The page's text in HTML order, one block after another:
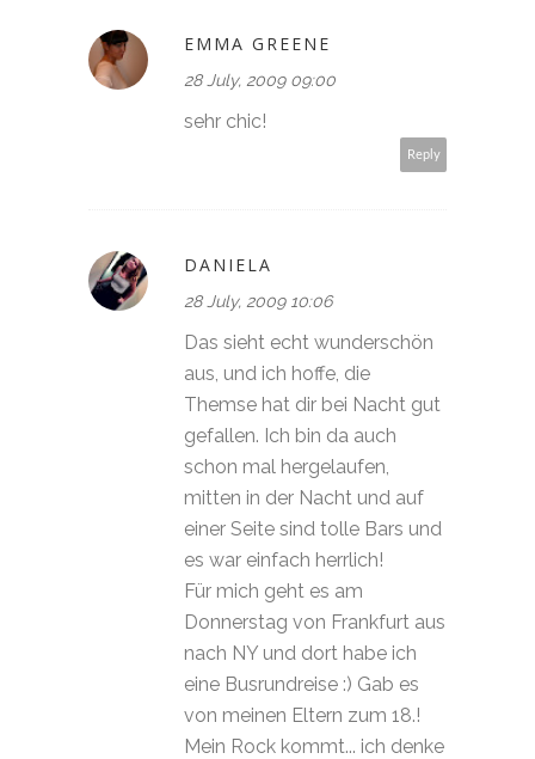
EMMA GREENE
28 July, 2009 09:00
sehr chic!
Reply
DANIELA
28 July, 2009 10:06
Das sieht echt wunderschön
aus, und ich hoffe, die
Themse hat dir bei Nacht gut
gefallen. Ich bin da auch
schon mal hergelaufen,
mitten in der Nacht und auf
einer Seite sind tolle Bars und
es war einfach herrlich!
Für mich geht es am
Donnerstag von Frankfurt aus
nach NY und dort habe ich
eine Busrundreise :) Gab es
von meinen Eltern zum 18.!
Mein Rock kommt... ich denke